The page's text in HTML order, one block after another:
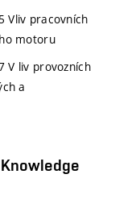
Vliv pracovních
motoru
V liv provozních
a